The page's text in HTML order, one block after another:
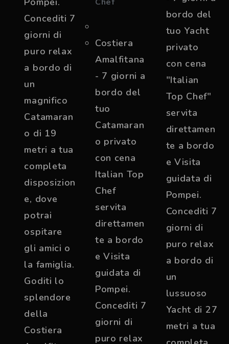
Concediti 7
giorni di
puro relax
a bordo di
un
magnifico
Catamaran
o di 19
metri a tua
completa
disposizion
e, dove
potrai
ospitare
gli amici o
la famiglia.
Goditi lo
splendore
della
Costiera
Costiera
Amalfitana
- 7 giorni a
bordo del
tuo
Catamaran
o privato
con cena
Italian Top
Chef
servita
direttamen
te a bordo
e Visita
guidata di
Pompei.
Concediti 7
giorni di
puro relax
bordo del
tuo Yacht
privato
con cena
"Italian
Top Chef"
servita
direttamen
te a bordo
e Visita
guidata di
Pompei.
Concediti 7
giorni di
puro relax
a bordo di
un
lussuoso
Yacht di 27
metri a tua